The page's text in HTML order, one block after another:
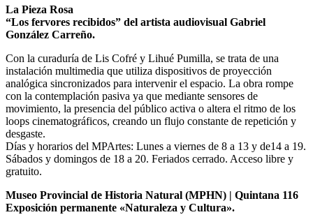
La Pieza Rosa
“Los fervores recibidos” del artista audiovisual Gabriel
González Carreño.
Con la curaduría de Lis Cofré y Lihué Pumilla, se trata de una
instalación multimedia que utiliza dispositivos de proyección
analógica sincronizados para intervenir el espacio. La obra rompe
con la contemplación pasiva ya que mediante sensores de
movimiento, la presencia del público activa o altera el ritmo de los
loops cinematográficos, creando un flujo constante de repetición y
desgaste.
Días y horarios del MPArtes: Lunes a viernes de 8 a 13 y de14 a 19.
Sábados y domingos de 18 a 20. Feriados cerrado. Acceso libre y
gratuito.
Museo Provincial de Historia Natural (MPHN) | Quintana 116
Exposición permanente «Naturaleza y Cultura».